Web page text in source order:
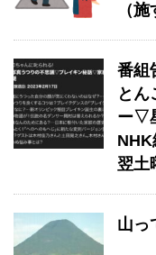
（
番組
と
ー▽
NHK
翌土
山っ